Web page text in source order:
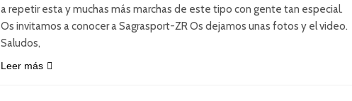
a repetir esta y muchas más marchas de este tipo con gente tan especial.
Os invitamos a conocer a Sagrasport-ZR Os dejamos unas fotos y el video.
Saludos,
Leer más